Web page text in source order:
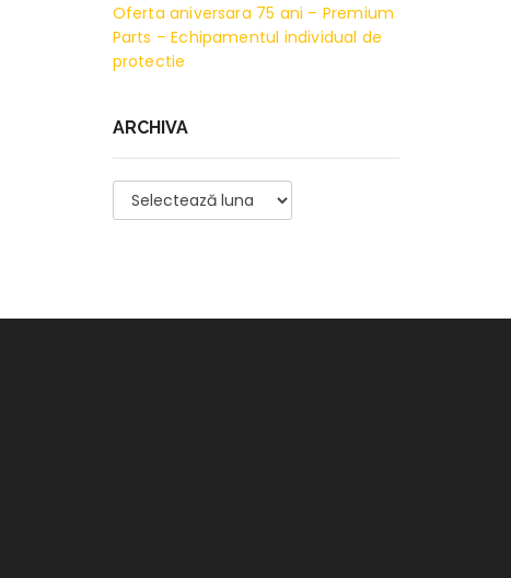
Oferta aniversara 75 ani – Premium
Parts – Echipamentul individual de
protectie
ARCHIVA
Archiva